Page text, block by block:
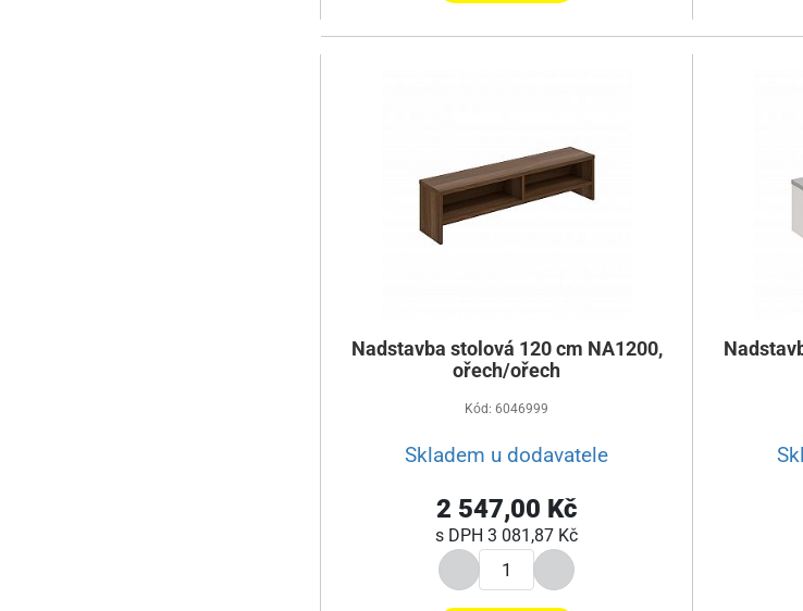
Nadstavba stolová 120 cm NA1200,
ořech/ořech
Kód: 6046999
Skladem u dodavatele
2 547,00 Kč
s DPH 3 081,87 Kč